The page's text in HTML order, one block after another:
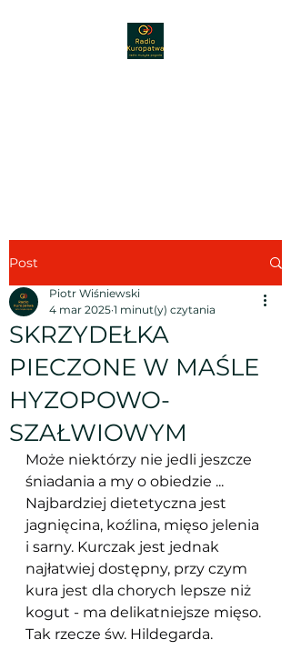
Post
SKRZYDEŁKA
PIECZONE W MAŚLE
HYZOPOWO-
SZAŁWIOWYM
Piotr Wiśniewski
4 mar 2025 1 minut(y) czytania
Może niektórzy nie jedli jeszcze
śniadania a my o obiedzie ...
Najbardziej dietetyczna jest
jagnięcina, koźlina, mięso jelenia
i sarny. Kurczak jest jednak
najłatwiej dostępny, przy czym
kura jest dla chorych lepsze niż
kogut - ma delikatniejsze mięso.
Tak rzecze św. Hildegarda.